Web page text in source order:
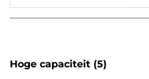
Hoge capaciteit (5)